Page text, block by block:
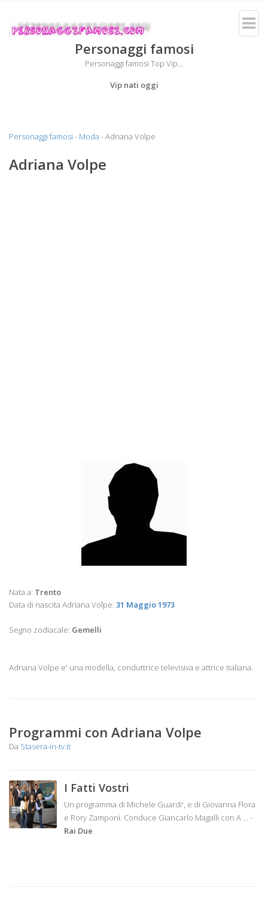
Personaggi famosi
Personaggi famosi Top Vip...
Vip nati oggi
Personaggi famosi - Moda - Adriana Volpe
Adriana Volpe
Nata a: Trento
Data di nascita Adriana Volpe: 31 Maggio 1973
Segno zodiacale: Gemelli
Adriana Volpe e' una modella, conduttrice televisiva e attrice italiana.
Programmi con Adriana Volpe
Da Stasera-in-tv.it
I Fatti Vostri
Un programma di Michele Guardi', e di Giovanna Flora
e Rory Zamponi. Conduce Giancarlo Magalli con A ... -
Rai Due